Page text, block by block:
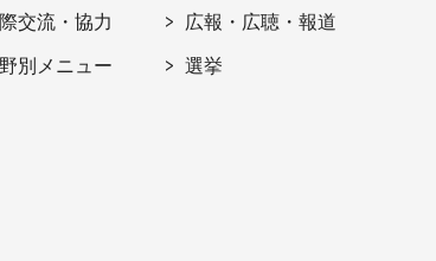
交流・協力
別メニュー
広報・広聴・報道
選挙